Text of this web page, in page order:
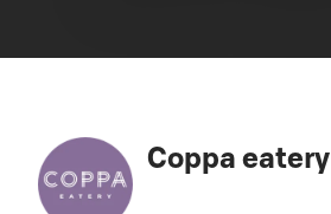
Coppa eatery